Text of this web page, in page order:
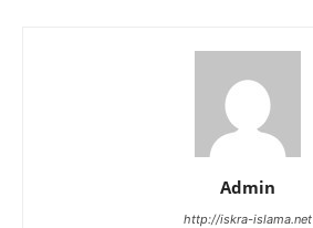
Admin
http://iskra-islama.net